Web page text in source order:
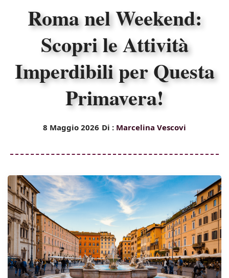
Roma nel Weekend:
Scopri le Attività
Imperdibili per Questa
Primavera!
8 Maggio 2026 Di : Marcelina Vescovi